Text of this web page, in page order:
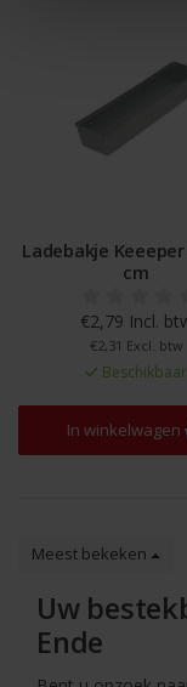
Ladebakje
cm
€2,79 Incl.
€2,31 Excl. btw
Beschikbaar
In winkelwagen
Meest bekeken
Uw
Ende